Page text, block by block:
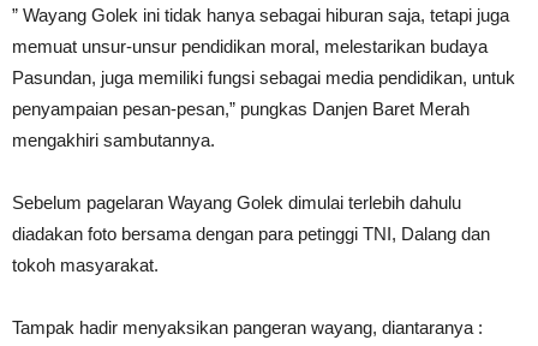
” Wayang Golek ini tidak hanya sebagai hiburan saja, tetapi juga
memuat unsur-unsur pendidikan moral, melestarikan budaya
Pasundan, juga memiliki fungsi sebagai media pendidikan, untuk
penyampaian pesan-pesan,” pungkas Danjen Baret Merah
mengakhiri sambutannya.
Sebelum pagelaran Wayang Golek dimulai terlebih dahulu
diadakan foto bersama dengan para petinggi TNI, Dalang dan
tokoh masyarakat.
Tampak hadir menyaksikan pangeran wayang, diantaranya :